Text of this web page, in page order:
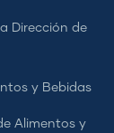
Dirección de
y Bebidas
Alimentos y